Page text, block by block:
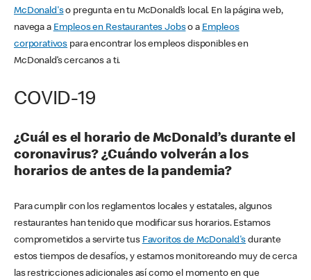
McDonald'so pregunta en tu McDonald’s local. En la página web,
navega a Empleos en Restaurantes Jobso a Empleos
corporativos para encontrar los empleos disponibles en
McDonald’s cercanos a ti.
COVID-19
¿Cuál es el horario de McDonald’s durante el
coronavirus? ¿Cuándo volverán a los
horarios de antes de la pandemia?
Para cumplir con los reglamentos locales y estatales, algunos
restaurantes han tenido que modificar sus horarios. Estamos
comprometidos a servirte tus Favoritos de McDonald's durante
estos tiempos de desafíos, y estamos monitoreando muy de cerca
las restricciones adicionales así como el momento en que